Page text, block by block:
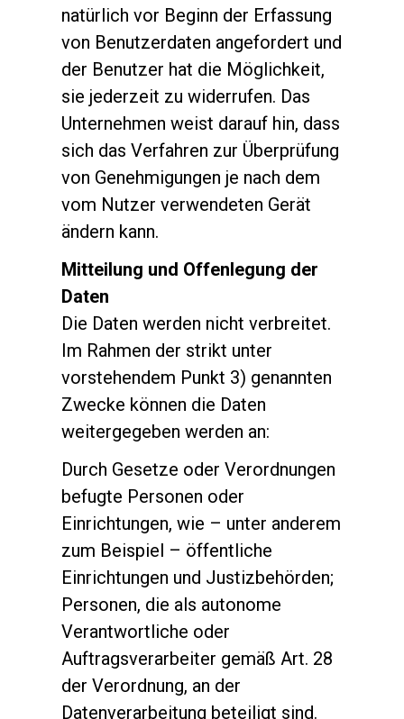
natürlich vor Beginn der Erfassung
von Benutzerdaten angefordert und
der Benutzer hat die Möglichkeit,
sie jederzeit zu widerrufen. Das
Unternehmen weist darauf hin, dass
sich das Verfahren zur Überprüfung
von Genehmigungen je nach dem
vom Nutzer verwendeten Gerät
ändern kann.
Mitteilung und Offenlegung der
Daten
Die Daten werden nicht verbreitet.
Im Rahmen der strikt unter
vorstehendem Punkt 3) genannten
Zwecke können die Daten
weitergegeben werden an:
Durch Gesetze oder Verordnungen
befugte Personen oder
Einrichtungen, wie – unter anderem
zum Beispiel – öffentliche
Einrichtungen und Justizbehörden;
Personen, die als autonome
Verantwortliche oder
Auftragsverarbeiter gemäß Art. 28
der Verordnung, an der
Datenverarbeitung beteiligt sind.